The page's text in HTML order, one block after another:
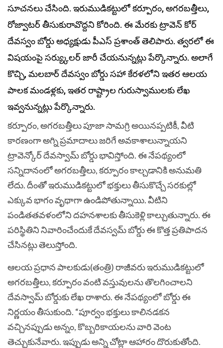
సూచనలు చేసింది. ఇరుముడికట్టులో కర్పూరం, అగరబత్తీలు,
రోజ్వాటర్ తీసుకురావొద్దని కోరింది. ఈ మేరకు ట్రావెన్‌ కోర్‌
దేవస్వం బోర్డు అధ్యక్షుడు పీఎస్ ప్రశాంత్ తెలిపారు. త్వరలో ఈ
విషయంపై సర్య్కులర్ జారీ చేయనున్నట్లు పేర్కొన్నారు. అలాగే
కొచ్చి, మలబార్ దేవస్వం బోర్డు సహా కేరళలోని ఇతర ఆలయ
పాలక మండళ్లకు, ఇతర రాష్ట్రాల గురుస్వాములకు లేఖ
ఇవ్వనున్నట్లు పేర్కొన్నారు.
కర్పూరం, అగరబత్తీలు పూజా సామగ్రి అయినప్పటికీ, వీటి
కారణంగా అగ్ని ప్రమాదాలు జరిగే అవకాశాలున్నాయని
ట్రావెన్కోర్ దేవస్వామ్ బోర్డు భావిస్తోంది. ఈ నేపథ్యంలో
సన్నిదానంలో అగరబత్తీలు, కర్పూరం కాల్చడానికి అనుమతి
లేదు. దీంతో ఇరుముడికట్టులో భక్తులు తీసుకొచ్చే సరకుల్లో
ఎక్కువ భాగం వృథాగా ఉండిపోతున్నాయి. వీటిని
పండితతవళంలోని దహనశాలకు తీసుకెళ్లి కాల్చుతున్నారు. ఈ
పరిస్థితిని నివారించేందుకే దేవస్వమ్ బోర్డు ఈ కొత్త ప్రతిపాదన
చేసినట్లు తెలుస్తోంది.
ఆలయ ప్రధాన పాలకుడు(తంత్రి) రాజీవరు ఇరుముడికట్టులో
అగరబత్తీలు, కర్పూరం వంటి వస్తువులను తొలగించాలని
దేవస్వామ్ బోర్డుకు లేఖ రాశారు. ఈ నేపథ్యంలో బోర్డు ఈ
నిర్ణయం తీసుకుంది. “పూర్వం భక్తులు కాలినడకన
వచ్చినప్పుడు అన్నం, కొబ్బరికాయలను వారి వెంట
తెచ్చుకునేవారు. ఇప్పుడు అన్ని చోట్లా ఆహారం దొరుకుతోంది.